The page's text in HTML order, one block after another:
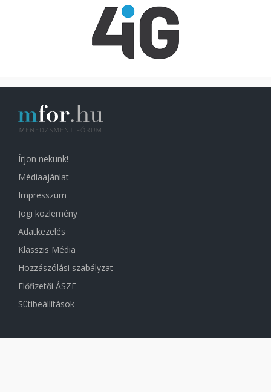
Írjon nekünk!
Médiaajánlat
Impresszum
Jogi közlemény
Adatkezelés
Klasszis Média
Hozzászólási szabályzat
Előfizetői ÁSZF
Sütibeállítások